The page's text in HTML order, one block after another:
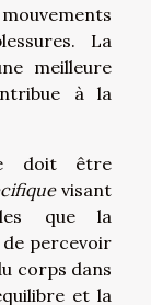
La
meilleure
à la
doit être
visant
que la
percevoir
corps dans
et la